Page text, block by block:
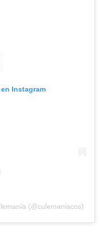
Instagram
(@culemaniacos)